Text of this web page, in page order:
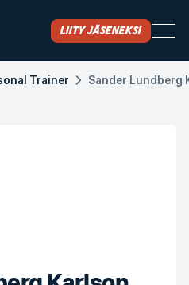
Liity jäseneksi
Trainer Sander Lundberg